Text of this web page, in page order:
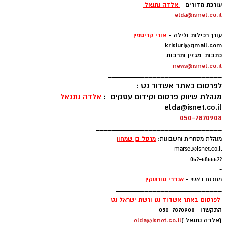
עורכת מדורים - אלדה נתנאל
elda@isnet.co.il
עורך רכילות ולילה - אורי קריספין
krisiuri@gmail.com
כתבות מגזין ותרבות
news@isnet.co.il
____________________________
לפרסום באתר אשדוד נט :
מנהלת שיווק פרסום וקידום עסקים : אלדה נתנאל
elda@isnet.co.il
050-7870908
_______________________________
מנהלת מסחרית וחשבונות: מרסל בן שמחון
marsel@isnet.co.il
052-5855522
-
מתכנת ראשי - אנדרי טורשקין
__________________________
לפרסום באתר אשדוד נט ורשת ישראל נט
התקשרו -
050-7870908
(אלדה נתנאל )elda@isnet.co.il